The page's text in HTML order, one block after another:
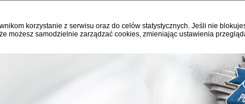
korzystanie z serwisu oraz do celów statystycznych. Jeśli nie
możesz samodzielnie zarządzać cookies, zmieniając ustawienia